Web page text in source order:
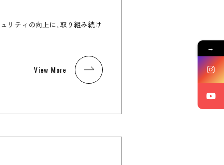
リティの向上に､取り組み続け
View More
→